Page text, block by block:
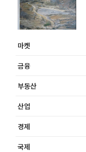
마켓
금융
부동산
산업
경제
국제